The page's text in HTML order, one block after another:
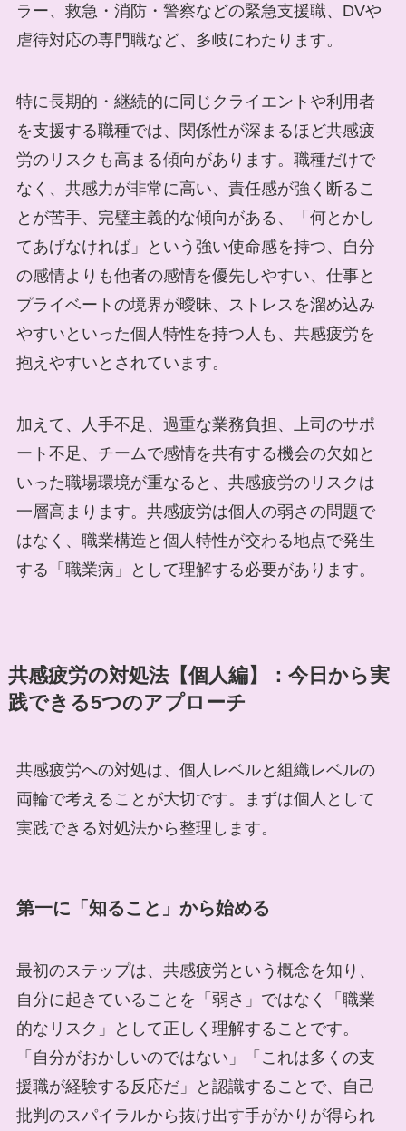
ラー、救急・消防・警察などの緊急支援職、DVや
虐待対応の専門職など、多岐にわたります。
特に長期的・継続的に同じクライエントや利用者
を支援する職種では、関係性が深まるほど共感疲
労のリスクも高まる傾向があります。職種だけで
なく、共感力が非常に高い、責任感が強く断るこ
とが苦手、完璧主義的な傾向がある、「何とかし
てあげなければ」という強い使命感を持つ、自分
の感情よりも他者の感情を優先しやすい、仕事と
プライベートの境界が曖昧、ストレスを溜め込み
やすいといった個人特性を持つ人も、共感疲労を
抱えやすいとされています。
加えて、人手不足、過重な業務負担、上司のサポ
ート不足、チームで感情を共有する機会の欠如と
いった職場環境が重なると、共感疲労のリスクは
一層高まります。共感疲労は個人の弱さの問題で
はなく、職業構造と個人特性が交わる地点で発生
する「職業病」として理解する必要があります。
共感疲労の対処法【個人編】：今日から実
践できる5つのアプローチ
共感疲労への対処は、個人レベルと組織レベルの
両輪で考えることが大切です。まずは個人として
実践できる対処法から整理します。
第一に「知ること」から始める
最初のステップは、共感疲労という概念を知り、
自分に起きていることを「弱さ」ではなく「職業
的なリスク」として正しく理解することです。
「自分がおかしいのではない」「これは多くの支
援職が経験する反応だ」と認識することで、自己
批判のスパイラルから抜け出す手がかりが得られ